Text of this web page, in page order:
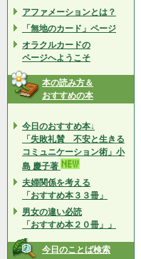
アファメーションとは？
「無地のカード」ページ
オラクルカードの
ページへようこそ
本の読み方＆
おすすめの本
今日のおすすめ本↓
「失敗礼賛 不安と生きる
コミュニケーション術」小
島 慶子著
夫婦関係を考える
「おすすめ本３３冊」
男女の違い必読
「おすすめ本２０冊」」
今日のことば検索